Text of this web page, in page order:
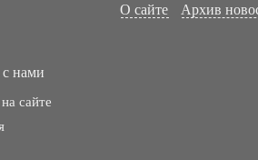
О сайте Архив
нами
сайте